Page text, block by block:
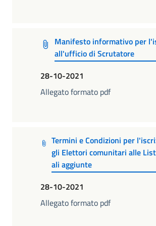
Manifesto informativo per
all'ufficio di Scrutatore
28-10-2021
Allegato formato pdf
Termini e Condizioni per
gli Elettori comunitari alle
ali aggiunte
28-10-2021
Allegato formato pdf